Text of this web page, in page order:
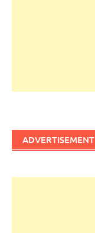
ADVERTISEMENT